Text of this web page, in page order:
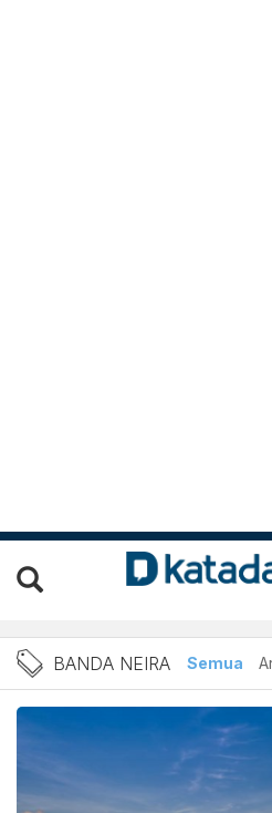
Berita Banda
BANDA NEIRA Semua